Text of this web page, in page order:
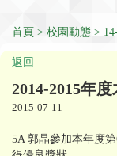
首頁 校園動態
返回
2014-2015年
2015-07-11
5A 郭晶參加本年度